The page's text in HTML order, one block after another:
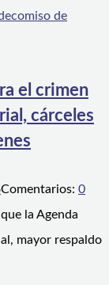
el crimen
cárceles
Comentarios: 0
la Agenda
mayor respaldo